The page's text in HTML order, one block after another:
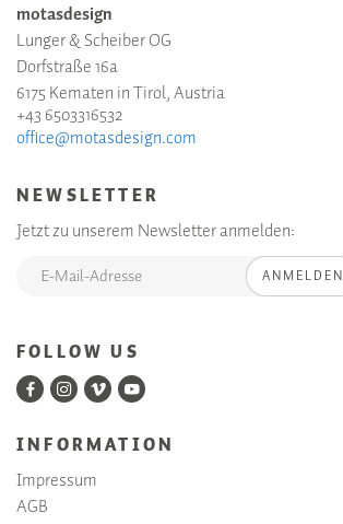
motasdesign
Lunger & Scheiber OG
Dorfstraße 16a
6175 Kematen in Tirol, Austria
+43 6503316532
office@motasdesign.com
NEWSLETTER
Jetzt zu unserem Newsletter anmelden:
ANMELDEN
FOLLOW US
INFORMATION
Impressum
AGB